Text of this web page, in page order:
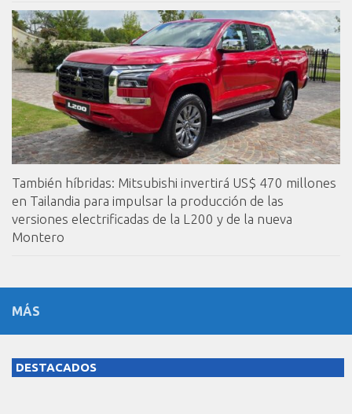
También híbridas: Mitsubishi invertirá US$ 470 millones
en Tailandia para impulsar la producción de las
versiones electrificadas de la L200 y de la nueva
Montero
MÁS
DESTACADOS